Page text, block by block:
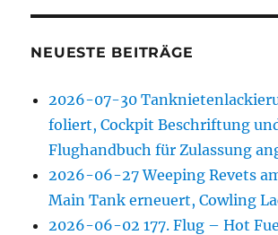
NEUESTE BEITRÄGE
2026-07-30
foliert, Cockpit Beschriftung
Flughandbuch für Zulassung
2026-06-27 Weeping Revets
Main Tank erneuert, Cowling
2026-06-02 177. Flug – Hot